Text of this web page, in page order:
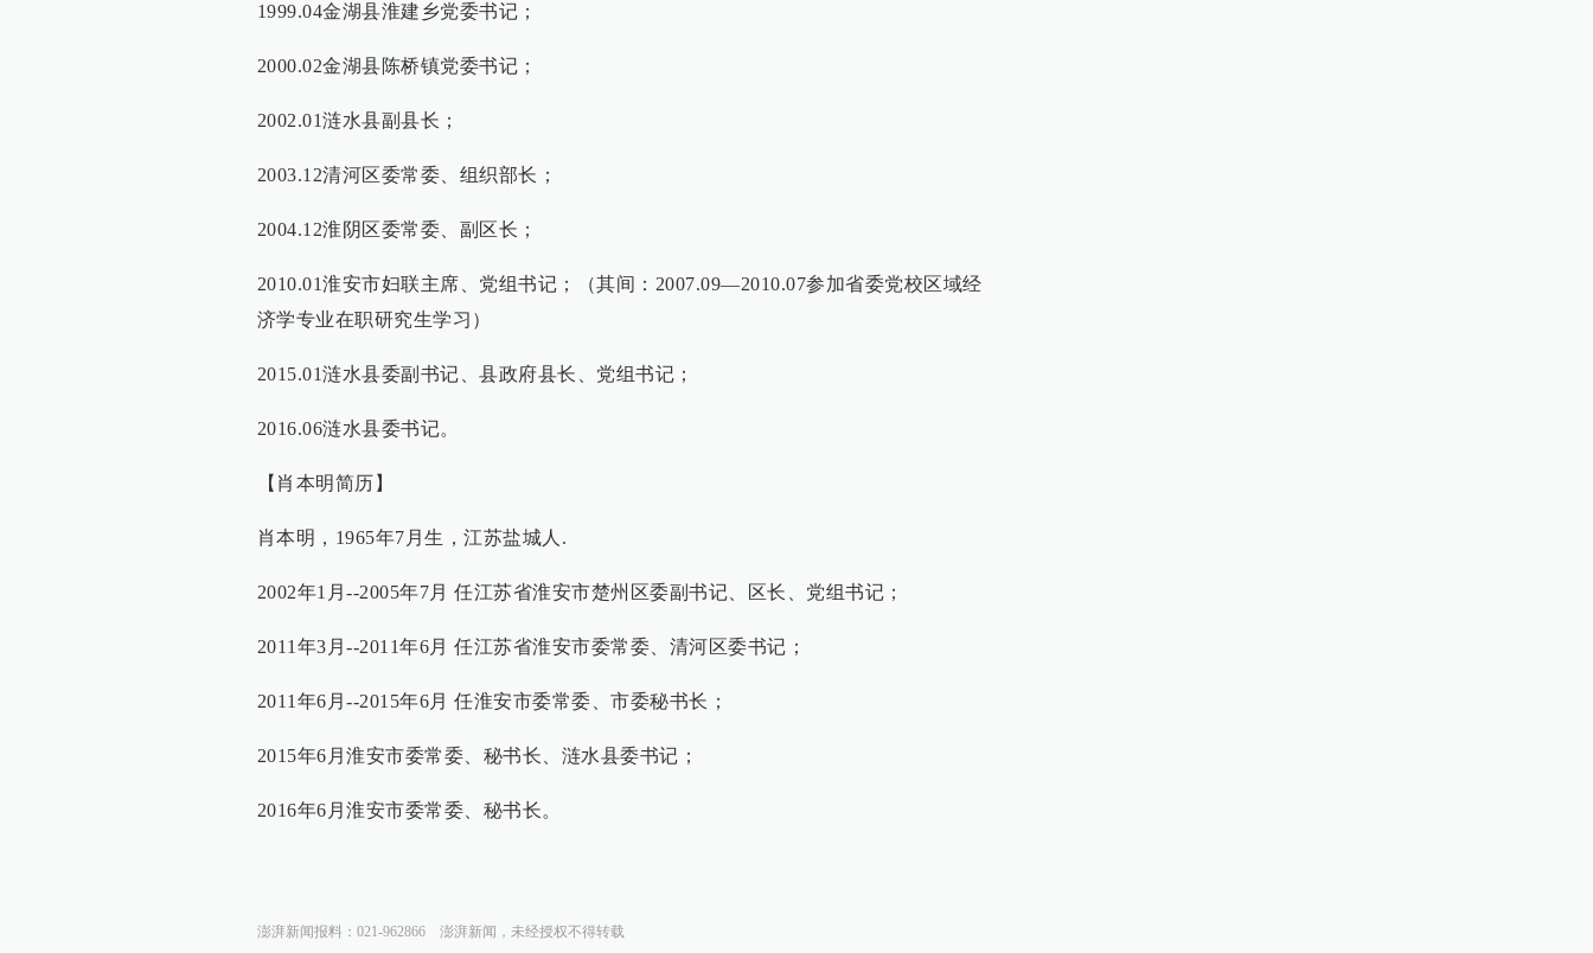
1999.04金湖县淮建乡党委书记；
2000.02金湖县陈桥镇党委书记；
2002.01涟水县副县长；
2003.12清河区委常委、组织部长；
2004.12淮阴区委常委、副区长；
2010.01淮安市妇联主席、党组书记；（其间：2007.09—2010.07参加省委党校区域经
济学专业在职研究生学习）
2015.01涟水县委副书记、县政府县长、党组书记；
2016.06涟水县委书记。
【肖本明简历】
肖本明，1965年7月生，江苏盐城人.
2002年1月--2005年7月 任江苏省淮安市楚州区委副书记、区长、党组书记；
2011年3月--2011年6月 任江苏省淮安市委常委、清河区委书记；
2011年6月--2015年6月 任淮安市委常委、市委秘书长；
2015年6月淮安市委常委、秘书长、涟水县委书记；
2016年6月淮安市委常委、秘书长。
澎湃新闻报料：021-962866 澎湃新闻，未经授权不得转载